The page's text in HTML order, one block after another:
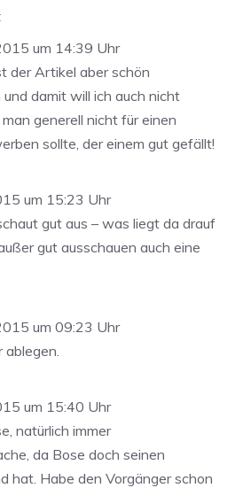
um 14:39 Uhr
der Artikel aber schön
damit will ich auch nicht
generell nicht für einen
sollte, der einem gut gefällt!
um 15:23 Uhr
gut aus – was liegt da drauf
gut ausschauen auch eine
um 09:23 Uhr
ablegen.
um 15:40 Uhr
natürlich immer
da Bose doch seinen
hat. Habe den Vorgänger schon